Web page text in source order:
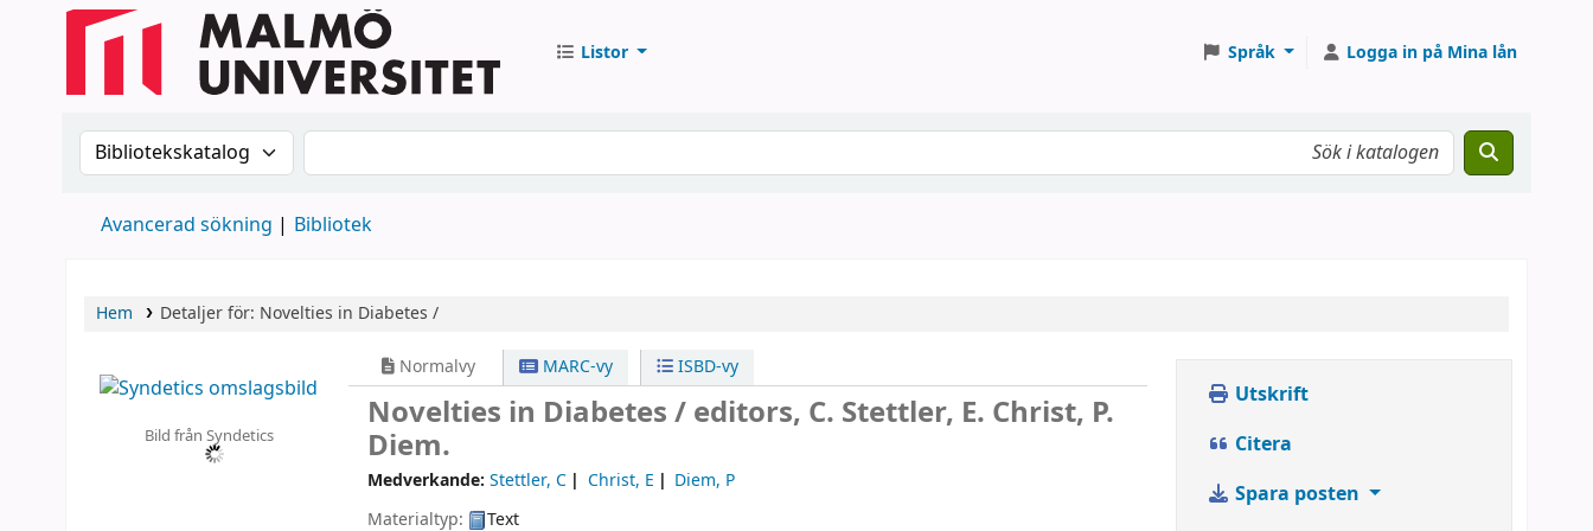
Listor Språk Logga in på Mina lån
Sök i katalogen efter:Sök i katalogen
Avancerad sökning Bibliotek
Hem Detaljer för: Novelties in Diabetes /
Bild från Syndetics
Normalvy MARC-vy ISBD-vy
Novelties in Diabetes /editors, C. Stettler, E. Christ, P.
Diem.
Medverkande:Stettler, C Christ, E
Diem, P
Materialtyp:
Text
Utskrift
Citera
Spara posten